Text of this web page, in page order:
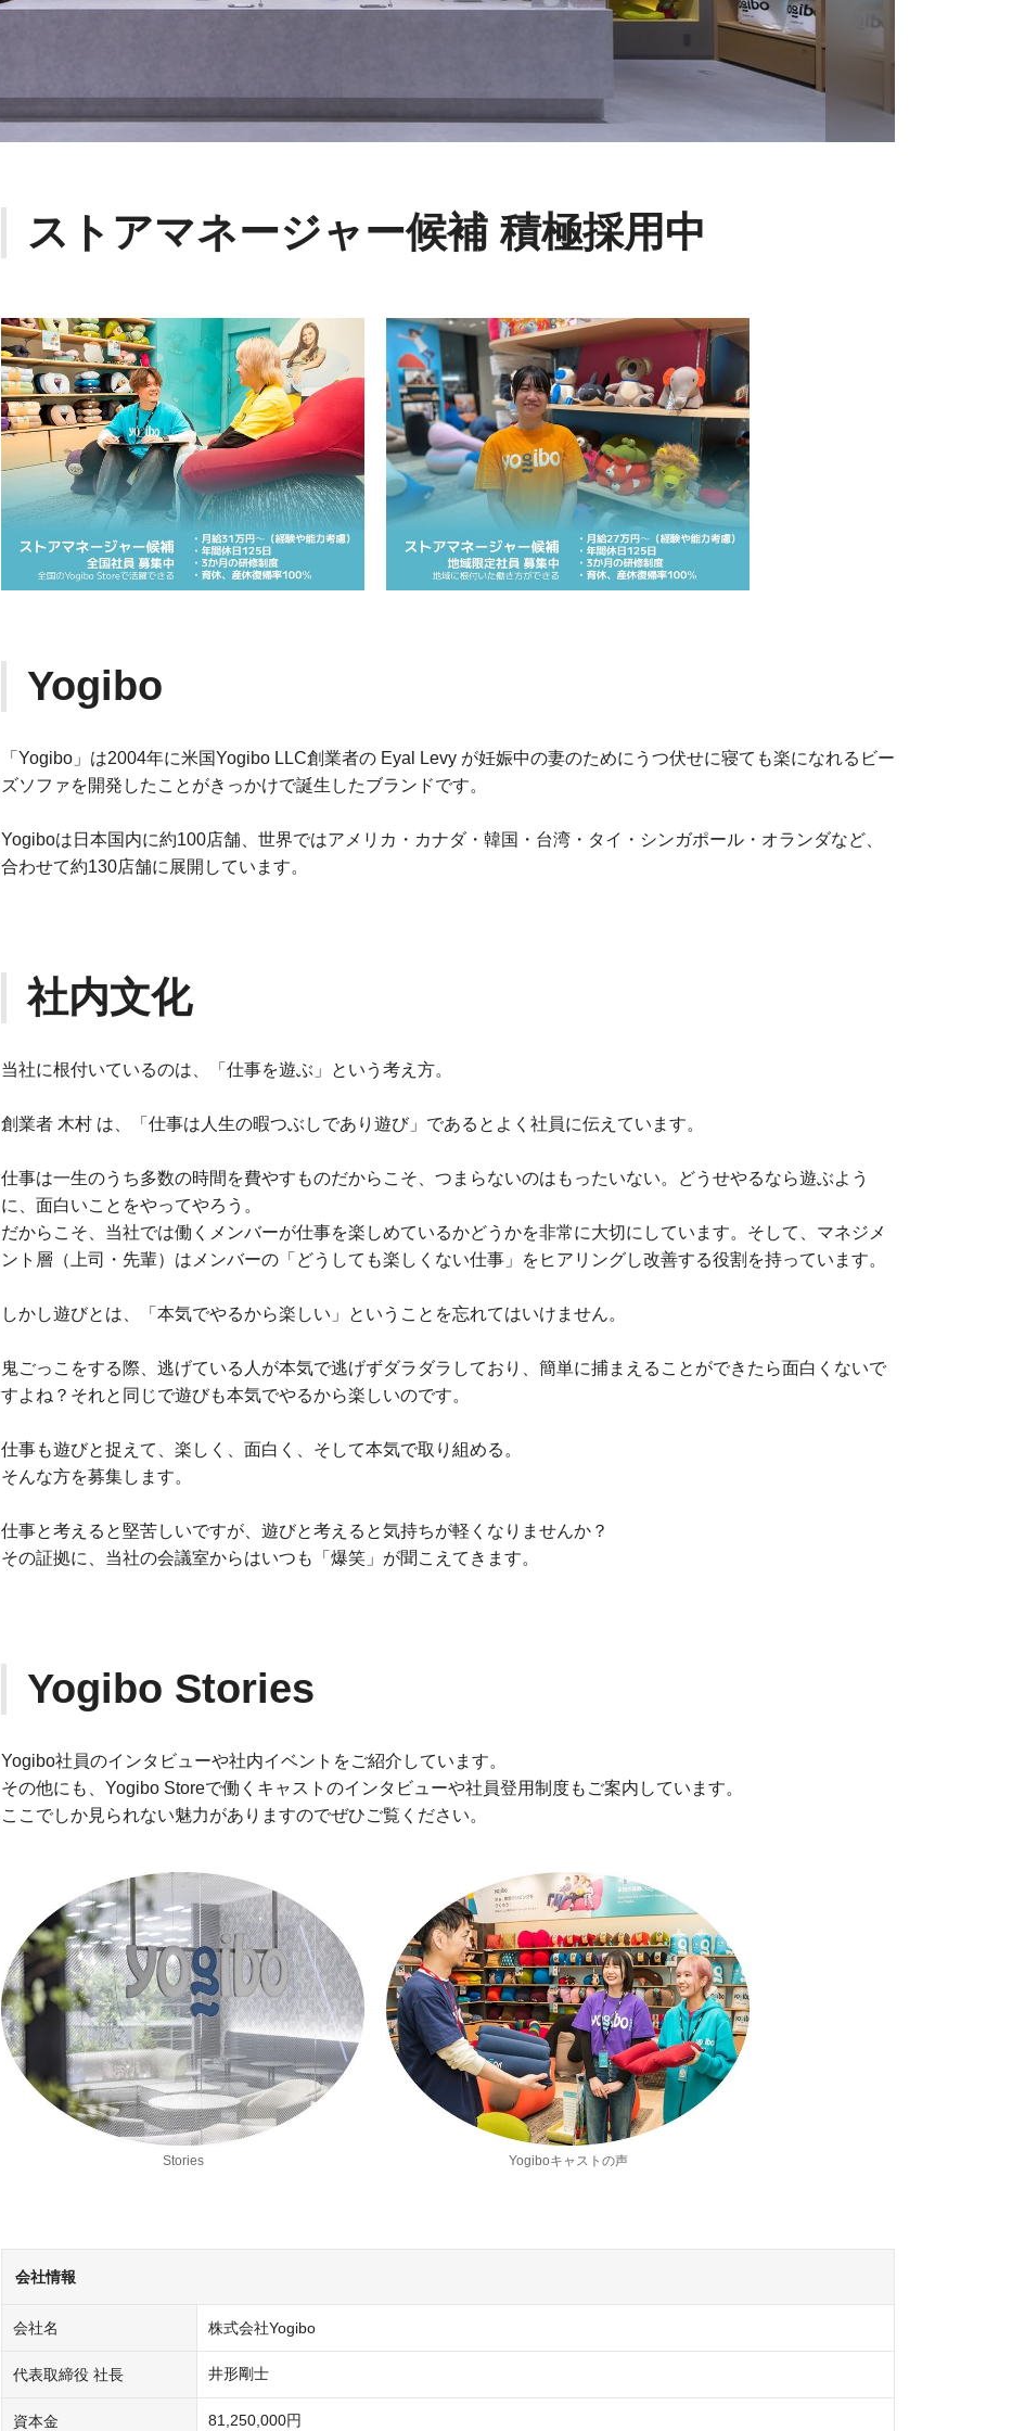
ストアマネージャー候補 積極採用中
Yogibo
「Yogibo」は2004年に米国Yogibo LLC創業者の Eyal Levy が妊娠中の妻のためにうつ伏せに寝ても楽になれるビー
ズソファを開発したことがきっかけで誕生したブランドです。
Yogiboは日本国内に約100店舗、世界ではアメリカ・カナダ・韓国・台湾・タイ・シンガポール・オランダなど、
合わせて約130店舗に展開しています。
社内文化
当社に根付いているのは、「仕事を遊ぶ」という考え方。
創業者 木村 は、「仕事は人生の暇つぶしであり遊び」であるとよく社員に伝えています。
仕事は一生のうち多数の時間を費やすものだからこそ、つまらないのはもったいない。どうせやるなら遊ぶよう
に、面白いことをやってやろう。
だからこそ、当社では働くメンバーが仕事を楽しめているかどうかを非常に大切にしています。そして、マネジメ
ント層（上司・先輩）はメンバーの「どうしても楽しくない仕事」をヒアリングし改善する役割を持っています。
しかし遊びとは、「本気でやるから楽しい」ということを忘れてはいけません。
鬼ごっこをする際、逃げている人が本気で逃げずダラダラしており、簡単に捕まえることができたら面白くないで
すよね？それと同じで遊びも本気でやるから楽しいのです。
仕事も遊びと捉えて、楽しく、面白く、そして本気で取り組める。
そんな方を募集します。
仕事と考えると堅苦しいですが、遊びと考えると気持ちが軽くなりませんか？
その証拠に、当社の会議室からはいつも「爆笑」が聞こえてきます。
Yogibo Stories
Yogibo社員のインタビューや社内イベントをご紹介しています。
その他にも、Yogibo Storeで働くキャストのインタビューや社員登用制度もご案内しています。
ここでしか見られない魅力がありますのでぜひご覧ください。
Stories Yogiboキャストの声
会社情報
会社名 株式会社Yogibo
代表取締役 社長 井形剛士
資本金 81,250,000円